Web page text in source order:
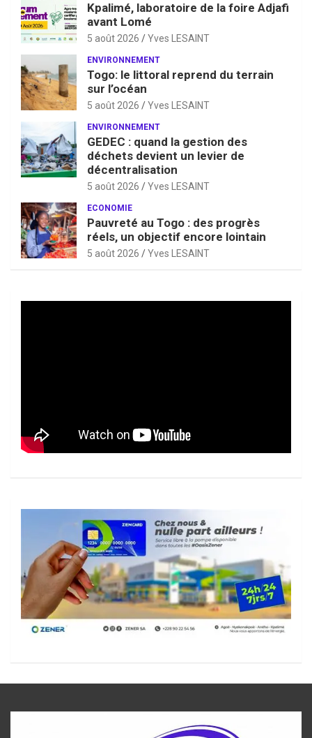
Kpalimé, laboratoire de la foire Adjafi
avant Lomé
5 août 2026 Yves LESAINT
ENVIRONNEMENT
Togo: le littoral reprend du terrain
sur l’océan
5 août 2026 Yves LESAINT
ENVIRONNEMENT
GEDEC : quand la gestion des
déchets devient un levier de
décentralisation
5 août 2026 Yves LESAINT
ECONOMIE
Pauvreté au Togo : des progrès
réels, un objectif encore lointain
5 août 2026 Yves LESAINT